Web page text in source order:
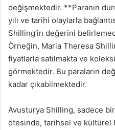
değişmektedir. **Paranın
yılı ve tarihi olaylarla
Shilling’in değerini
Örneğin, Maria Theresa
fiyatlarla satılmakta ve
görmektedir. Bu paraların
kadar çıkabilmektedir.
Avusturya Shilling, sadece
ötesinde, tarihsel ve kültürel